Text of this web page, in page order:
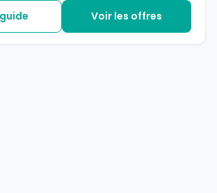
Voir les offres